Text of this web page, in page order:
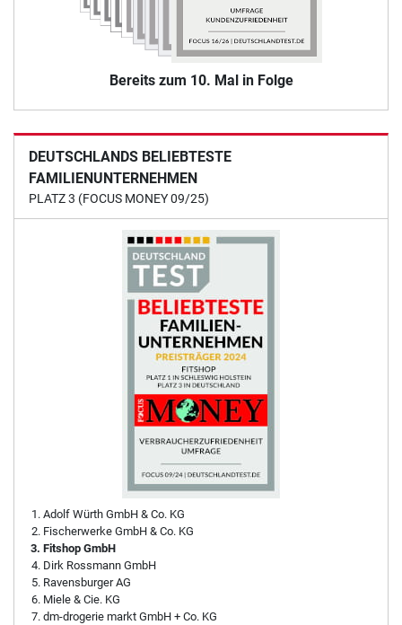
Bereits zum 10. Mal in Folge
DEUTSCHLANDS BELIEBTESTE
FAMILIENUNTERNEHMEN
PLATZ 3 (FOCUS MONEY 09/25)
Adolf Würth GmbH & Co. KG
Fischerwerke GmbH & Co. KG
Fitshop GmbH
Dirk Rossmann GmbH
Ravensburger AG
Miele & Cie. KG
dm-drogerie markt GmbH + Co. KG